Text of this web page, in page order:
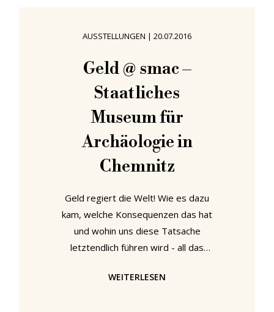
Zeiten sind lang vorbei. Heute
fahren wir nicht nur freiwillig und
regelmäßig nach Chemnitz, wir
haben auch begonnen,
AUSSTELLUNGEN | 20.07.2016
Geld @ smac –
Staatliches
Museum für
Archäologie in
Chemnitz
Geld regiert die Welt! Wie es dazu
kam, welche Konsequenzen das hat
und wohin uns diese Tatsache
letztendlich führen wird - all das
Ausstellung "Geld" im Staatlichen
WEITERLESEN